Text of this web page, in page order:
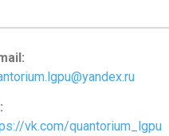
vk.com/quantorium_lgpu